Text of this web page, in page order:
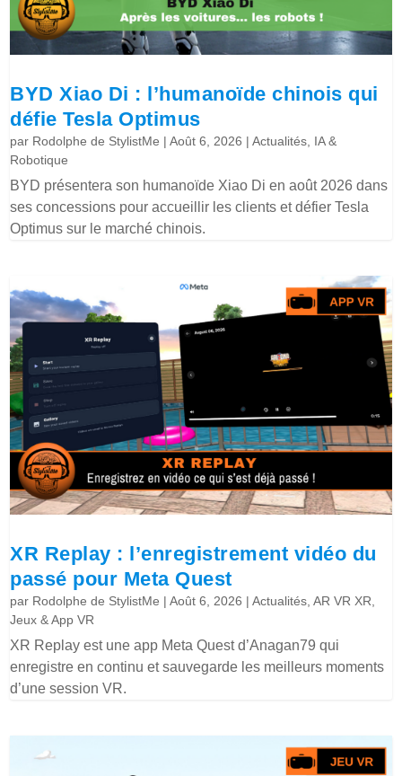
BYD Xiao Di : l’humanoïde chinois qui
défie Tesla Optimus
par Rodolphe de StylistMe |Août 6, 2026 |Actualités, IA &
Robotique
BYD présentera son humanoïde Xiao Di en août 2026 dans
ses concessions pour accueillir les clients et défier Tesla
Optimus sur le marché chinois.
XR Replay : l’enregistrement vidéo du
passé pour Meta Quest
par Rodolphe de StylistMe |Août 6, 2026 |Actualités,AR VR XR,
Jeux & App VR
XR Replay est une app Meta Quest d’Anagan79 qui
enregistre en continu et sauvegarde les meilleurs moments
d’une session VR.